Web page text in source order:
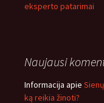
eksperto patarimai
Naujausi
Informacija apie
ką reikia žinoti?